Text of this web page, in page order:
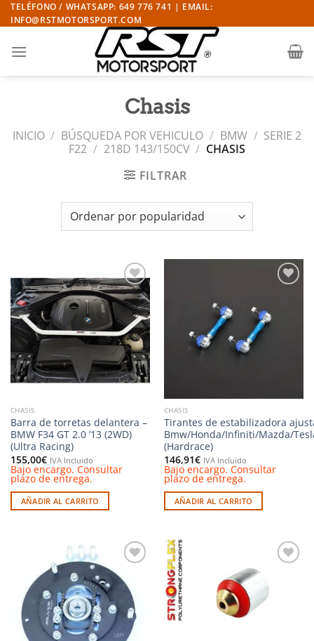
Saltar
al
TELÉFONO / WHATSAPP: 649 776 741 | EMAIL:
INFO@RSTMOTORSPORT.COM
Chasis
INICIO / BÚSQUEDA POR VEHICULO / BMW / SERIE 2
F22 / 218D 143/150CV / CHASIS
FILTRAR
Añadir
a la
lista de
deseos
CHASIS
Barra de torretas delantera –
BMW F34 GT 2.0 ’13 (2WD)
(Ultra Racing)
155,00€ IVA Incluido
Bajo encargo. Consultar
plazo de entrega.
AÑADIR AL CARRITO
lista de
deseos
CHASIS
Tirantes de estabilizadora
Bmw/Honda/Infiniti/Mazda/
(Hardrace)
146,91€ IVA Incluido
Bajo encargo. Consultar
plazo de entrega.
AÑADIR AL CARRITO
Añadir
a la
lista de
deseos